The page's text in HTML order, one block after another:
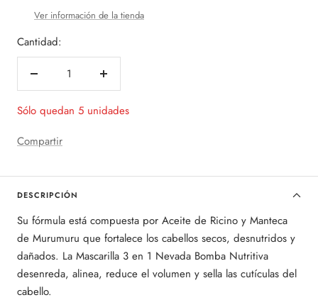
Ver información de la tienda
Cantidad:
Decrecer
Aumentar
Sólo quedan 5 unidades
Compartir
DESCRIPCIÓN
Su fórmula está compuesta por Aceite de Ricino y Manteca
de Murumuru que fortalece los cabellos secos, desnutridos y
dañados. La Mascarilla 3 en 1 Nevada Bomba Nutritiva
desenreda, alinea, reduce el volumen y sella las cutículas del
cabello.